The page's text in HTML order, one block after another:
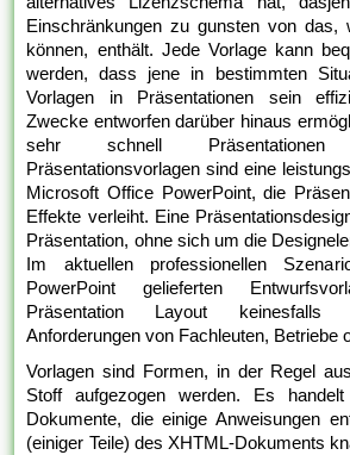
Einschränkungen zu gunsten von das,
können, enthält. Jede Vorlage kann
werden, dass jene in bestimmten
Vorlagen in Präsentationen sein
Zwecke entworfen darüber hinaus
sehr schnell
Präsentationsvorlagen sind eine
Microsoft Office PowerPoint, die
Effekte verleiht. Eine
Präsentation, ohne sich um die
Im aktuellen professionellen
PowerPoint gelieferten
Präsentation Layout keinesfalls
Anforderungen von Fachleuten, Betriebe
Vorlagen sind Formen, in der Regel
Stoff aufgezogen werden. Es
Dokumente, die einige Anweisungen
(einiger Teile) des XHTML-Dokuments